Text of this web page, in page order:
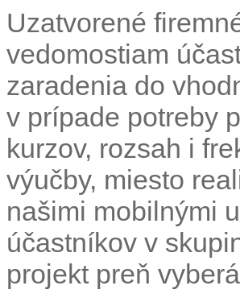
Uzatvorené
vedomostiam
zaradenia do
v prípade potreby
kurzov, rozsah i
výučby, miesto
našimi mobilnými
účastníkov v
projekt preň